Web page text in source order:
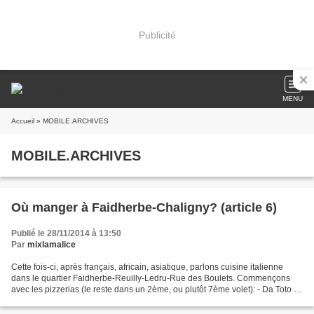
Publicité
MENU
Accueil » MOBILE.ARCHIVES
MOBILE.ARCHIVES
Où manger à Faidherbe-Chaligny? (article 6)
Publié le 28/11/2014 à 13:50
Par mixlamalice
Cette fois-ci, après français, africain, asiatique, parlons cuisine italienne
dans le quartier Faidherbe-Reuilly-Ledru-Rue des Boulets. Commençons
avec les pizzerias (le reste dans un 2ème, ou plutôt 7ème volet): - Da Toto e